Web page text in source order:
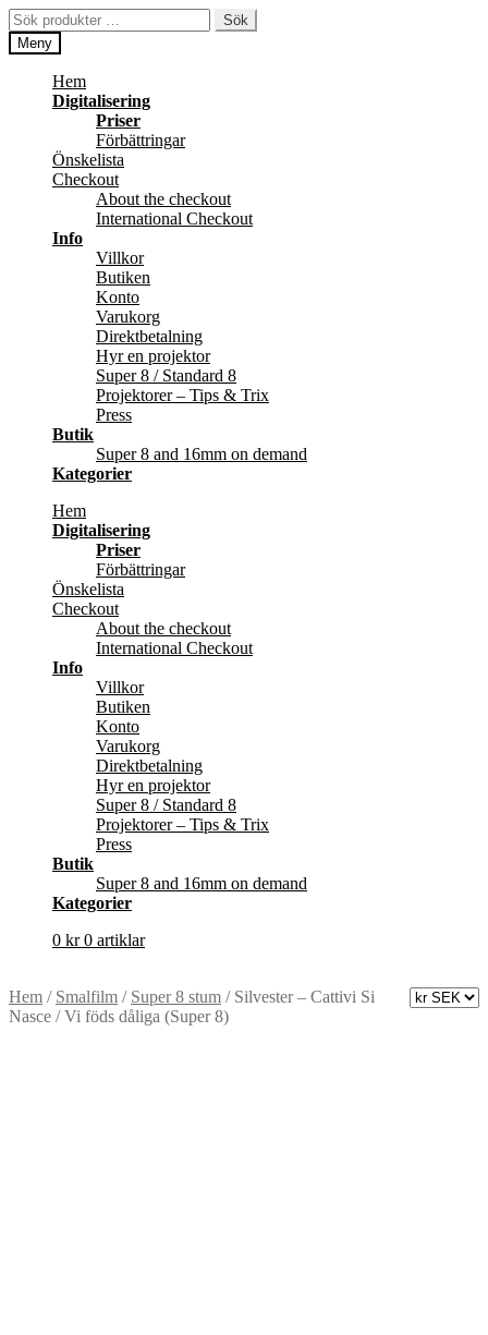
Hoppa
till
navigering
Hoppa
till
innehåll
Sök
efter:
Sök
Meny
Hem
Digitalisering
Priser
Förbättringar
Önskelista
Checkout
About the checkout
International Checkout
Info
Villkor
Butiken
Konto
Varukorg
Direktbetalning
Hyr en projektor
Super 8 / Standard 8
Projektorer – Tips & Trix
Press
Butik
Super 8 and 16mm on demand
Kategorier
Hem
Digitalisering
Priser
Förbättringar
Önskelista
Checkout
About the checkout
International Checkout
Info
Villkor
Butiken
Konto
Varukorg
Direktbetalning
Hyr en projektor
Super 8 / Standard 8
Projektorer – Tips & Trix
Press
Butik
Super 8 and 16mm on demand
Kategorier
0 kr 0 artiklar
Hem / Smalfilm / Super 8 stum / Silvester – Cattivi Si
Nasce / Vi föds dåliga (Super 8)